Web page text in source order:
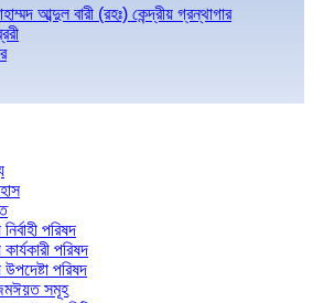
আব্দুল বারী (রহঃ) কেন্দ্রীয় গ্রন্থাগার
পরিষদ
কার্যকারী পরিষদ
উপদেষ্টা পরিষদ
সমূহ